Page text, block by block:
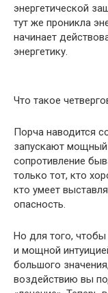
энергетической
тут же проникла
начинает
энергетику.
Что такое
Порча наводится
запускают мощный
сопротивление
только тот, кто
кто умеет
опасность.
Но для того,
и мощной
большого
воздействию вы